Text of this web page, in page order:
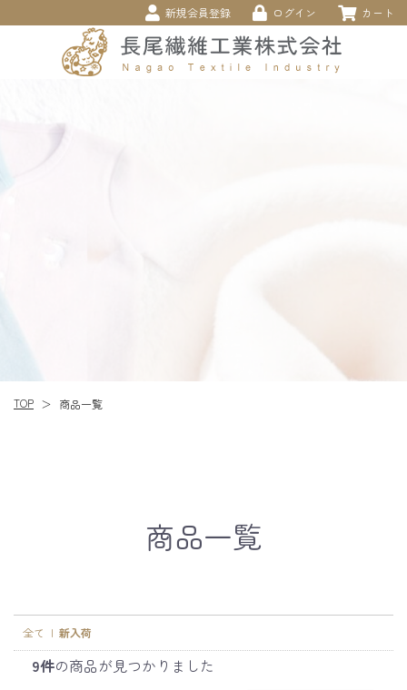
新規会員登録 ログイン カート
TOP ＞ 商品一覧
商品一覧
全て | 新入荷
9件の商品が見つかりました